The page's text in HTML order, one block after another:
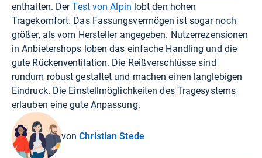
enthalten. DerTest von Alpin lobt den hohen
Tragekomfort. Das Fassungsvermögen ist sogar noch
größer, als vom Hersteller angegeben. Nutzerrezensionen
in Anbietershops loben das einfache Handling und die
gute Rückenventilation. Die Reißverschlüsse sind
rundum robust gestaltet und machen einen langlebigen
Eindruck. Die Einstellmöglichkeiten des Tragesystems
erlauben eine gute Anpassung.
vonChristian Stede